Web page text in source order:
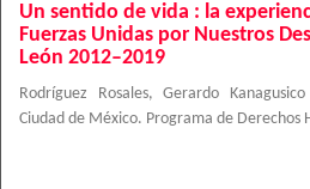
Un sentido de vida : la
Fuerzas Unidas por Nuestros
León 2012–2019
Rodríguez Rosales, Gerardo Kanagusico
Ciudad de México. Programa de Derechos